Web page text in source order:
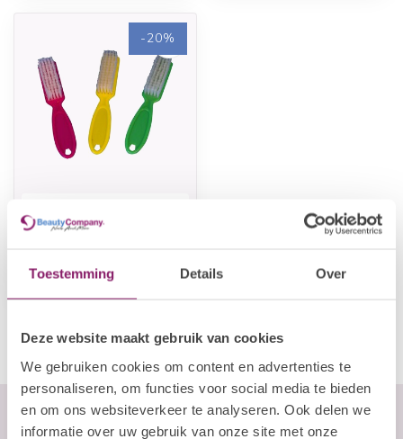
Toestemming Details Over
Deze website maakt gebruik van cookies
We gebruiken cookies om content en advertenties te
personaliseren, om functies voor social media te bieden
en om ons websiteverkeer te analyseren. Ook delen we
informatie over uw gebruik van onze site met onze
-20%
Manicureborstel Plastic
€2,12 €1,70